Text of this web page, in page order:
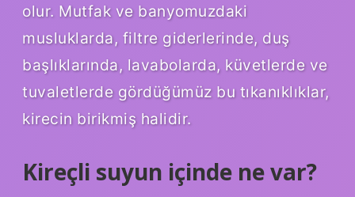
olur. Mutfak ve banyomuzdaki
musluklarda, filtre giderlerinde, duş
başlıklarında, lavabolarda, küvetlerde ve
tuvaletlerde gördüğümüz bu tıkanıklıklar,
kirecin birikmiş halidir.
Kireçli suyun içinde ne var?